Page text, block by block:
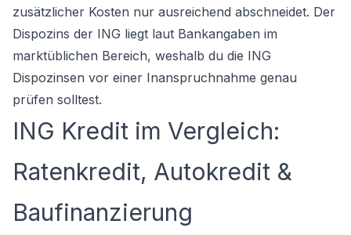
zusätzlicher Kosten nur ausreichend abschneidet. Der
Dispozins der ING liegt laut Bankangaben im
marktüblichen Bereich, weshalb du die ING
Dispozinsen vor einer Inanspruchnahme genau
prüfen solltest.
ING Kredit im Vergleich:
Ratenkredit, Autokredit &
Baufinanzierung